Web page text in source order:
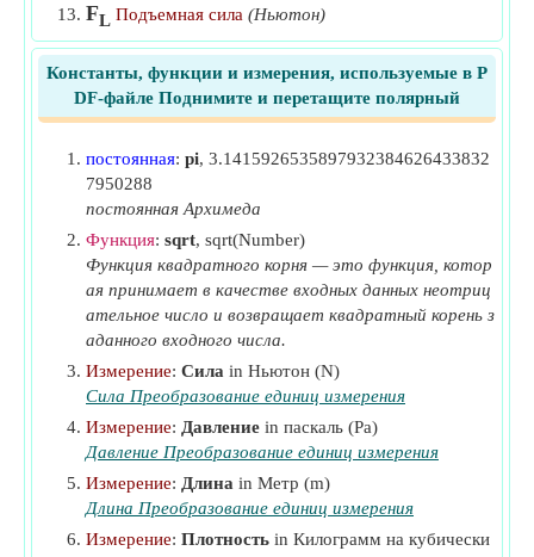
Сила сопротивления с учетом коэффициента
подъемной силы
​Идти
Современное уравнение подъемной силы ​Идти
​Идти
FL Подъемная сила (Ньютон)
L Лифт на аэродинамическом профиле (Ньютон)
q Динамическое давление (паскаль)
S Полная площадь крыла самолета (Квадратный
Sref Справочная область
uf Скорость жидкости
v Скорость (метр в секунду)
W 0
ρ Плотность материала (Килограмм на кубический
метр)
ρair Плотность воздуха (Килограмм на кубический
метр)
Константы, функции и измерения, используемые в P
DF-файле Поднимите и перетащите полярный
постоянная: pi, 3.1415926535897932384626433832
7950288
постоянная Архимеда
Функция: sqrt, sqrt(Number)
Функция квадратного корня — это функция, котор
ая принимает в качестве входных данных неотриц
ательное число и возвращает квадратный корень з
аданного входного числа.
Измерение: Сила in Ньютон (N)
Сила Преобразование единиц измерения
Измерение: Давление in паскаль (Pa)
Давление Преобразование единиц измерения
Измерение: Длина in Метр (m)
Длина Преобразование единиц измерения
Измерение: Плотность in Килограмм на кубически